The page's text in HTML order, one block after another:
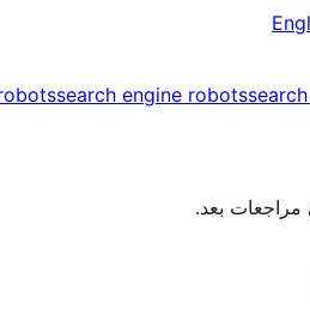
search engine robots
مراجعات بعد.